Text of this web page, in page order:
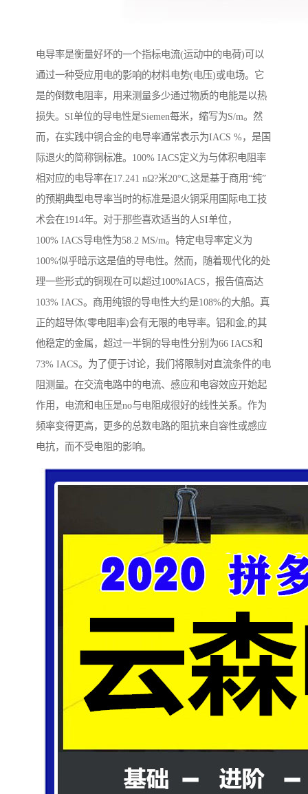
电导率是衡量好坏的一个指标电流(运动中的电荷)可以
通过一种受应用电的影响的材料电势(电压)或电场。它
是的倒数电阻率，用来测量多少通过物质的电能是以热
损失。SI单位的导电性是Siemen每米，缩写为S/m。然
而，在实践中铜合金的电导率通常表示为IACS %，是国
际退火的简称铜标准。100% IACS定义为与体积电阻率
相对应的电导率在17.241 nΩ?米20°C,这是基于商用“纯”
的预期典型电导率当时的标准是退火铜采用国际电工技
术会在1914年。对于那些喜欢适当的人SI单位，
100% IACS导电性为58.2 MS/m。特定电导率定义为
100%似乎暗示这是值的导电性。然而，随着现代化的处
理一些形式的铜现在可以超过100%IACS，报告值高达
103% IACS。商用纯银的导电性大约是108%的大船。真
正的超导体(零电阻率)会有无限的电导率。铝和金,的其
他稳定的金属，超过一半铜的导电性分别为66 IACS和
73% IACS。为了便于讨论，我们将限制对直流条件的电
阻测量。在交流电路中的电流、感应和电容效应开始起
作用，电流和电压是no与电阻成很好的线性关系。作为
频率变得更高，更多的总数电路的阻抗来自容性或感应
电抗，而不受电阻的影响。